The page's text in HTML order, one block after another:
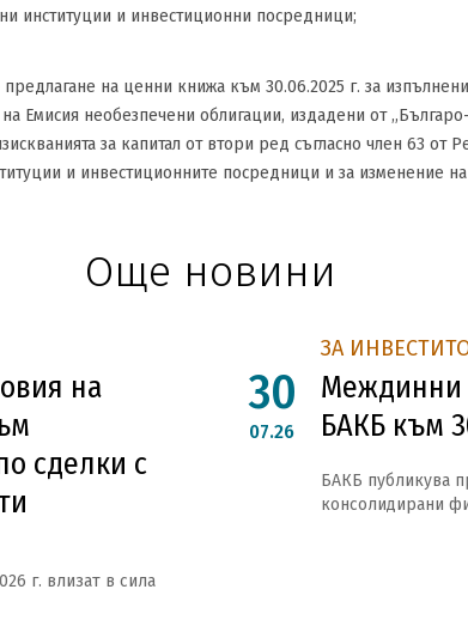
институции и инвестиционни посредници;
на ценни книжа към 30.06.2025 г. за
Емисия необезпечени облигации, издадени от
за капитал от втори ред съгласно член 63 от
и инвестиционните посредници и за изменение
Още новини
на
сделки с
г. влизат в сила
ЗА
Междинни
БАКБ към
30
07.26
БАКБ публикува
консолидирани